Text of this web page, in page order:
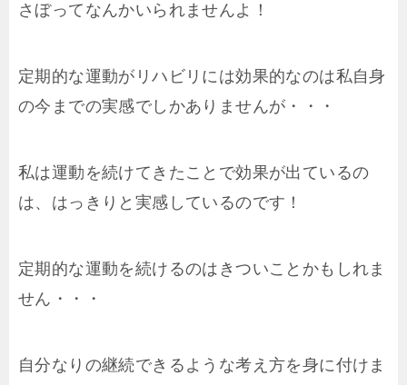
さぼってなんかいられませんよ！
定期的な運動がリハビリには効果的なのは私自身
の今までの実感でしかありませんが・・・
私は運動を続けてきたことで効果が出ているの
は、はっきりと実感しているのです！
定期的な運動を続けるのはきついことかもしれま
せん・・・
自分なりの継続できるような考え方を身に付けま